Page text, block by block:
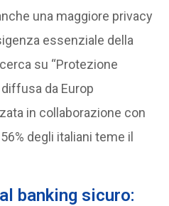
una maggiore privacy
essenziale della
su “Protezione
da Europ
in collaborazione con
degli italiani teme il
banking sicuro: